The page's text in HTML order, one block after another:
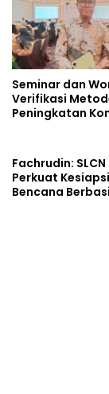
Seminar dan
Verifikasi
Peningkatan
Fachrudin: SLCN
Perkuat
Bencana